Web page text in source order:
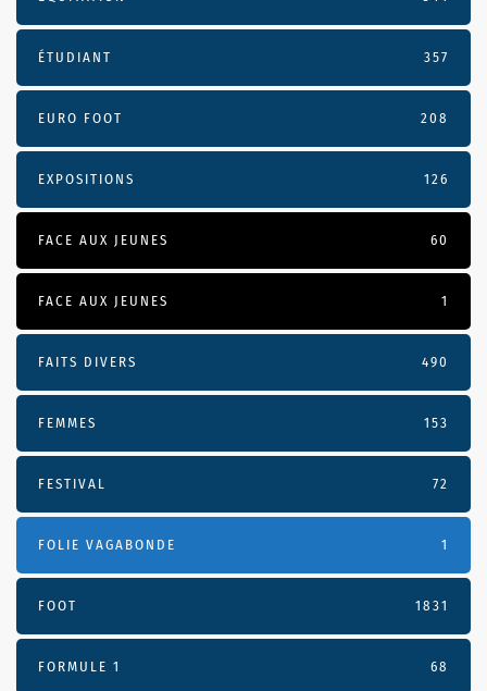
ÉTUDIANT 357
EURO FOOT 208
EXPOSITIONS 126
FACE AUX JEUNES 60
FACE AUX JEUNES 1
FAITS DIVERS 490
FEMMES 153
FESTIVAL 72
FOLIE VAGABONDE 1
FOOT 1831
FORMULE 1 68